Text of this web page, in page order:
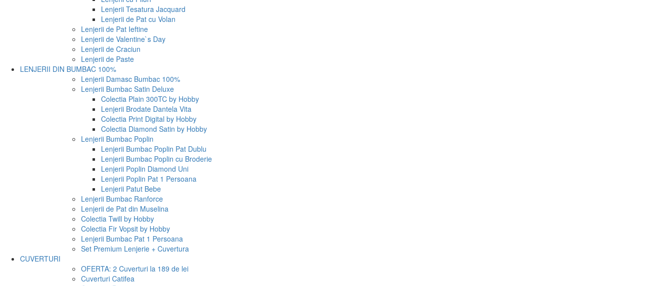
Lenjerii Tesatura Jacquard
Lenjerii de Pat cu Volan
Lenjerii de Pat Ieftine
Lenjerii de Valentine`s Day
Lenjerii de Craciun
Lenjerii de Paste
LENJERII DIN BUMBAC 100%
Lenjerii Damasc Bumbac 100%
Lenjerii Bumbac Satin Deluxe
Colectia Plain 300TC by Hobby
Lenjerii Brodate Dantela Vita
Colectia Print Digital by Hobby
Colectia Diamond Satin by Hobby
Lenjerii Bumbac Poplin
Lenjerii Bumbac Poplin Pat Dublu
Lenjerii Bumbac Poplin cu Broderie
Lenjerii Poplin Diamond Uni
Lenjerii Poplin Pat 1 Persoana
Lenjerii Patut Bebe
Lenjerii Bumbac Ranforce
Lenjerii de Pat din Muselina
Colectia Twill by Hobby
Colectia Fir Vopsit by Hobby
Lenjerii Bumbac Pat 1 Persoana
Set Premium Lenjerie + Cuvertura
CUVERTURI
OFERTA: 2 Cuverturi la 189 de lei
Cuverturi Catifea